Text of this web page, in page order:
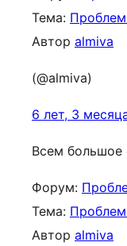
Тема:
Автор almiva
(@almiva)
6 лет, 3
Всем большое
Форум:
Тема:
Автор almiva